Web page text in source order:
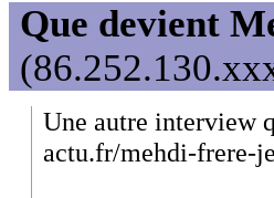
Que devient
Une autre interview
actu.fr/mehdi-frere-